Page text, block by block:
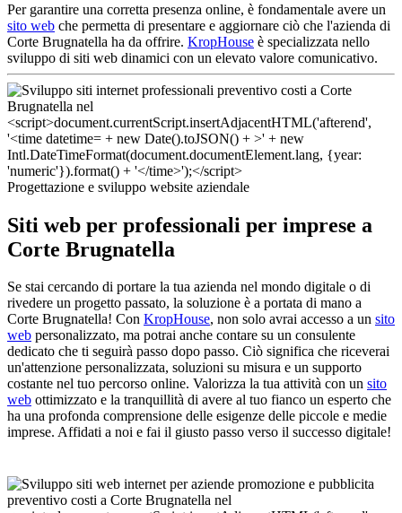
Per garantire una corretta presenza online, è fondamentale avere un
sito web che permetta di presentare e aggiornare ciò che l'azienda di
Corte Brugnatella ha da offrire. KropHouse è specializzata nello
sviluppo di siti web dinamici con un elevato valore comunicativo.
Progettazione e sviluppo website aziendale
Siti web per professionali per imprese a
Corte Brugnatella
Se stai cercando di portare la tua azienda nel mondo digitale o di
rivedere un progetto passato, la soluzione è a portata di mano a
Corte Brugnatella! Con KropHouse, non solo avrai accesso a un sito
web personalizzato, ma potrai anche contare su un consulente
dedicato che ti seguirà passo dopo passo. Ciò significa che riceverai
un'attenzione personalizzata, soluzioni su misura e un supporto
costante nel tuo percorso online. Valorizza la tua attività con un sito
web ottimizzato e la tranquillità di avere al tuo fianco un esperto che
ha una profonda comprensione delle esigenze delle piccole e medie
imprese. Affidati a noi e fai il giusto passo verso il successo digitale!